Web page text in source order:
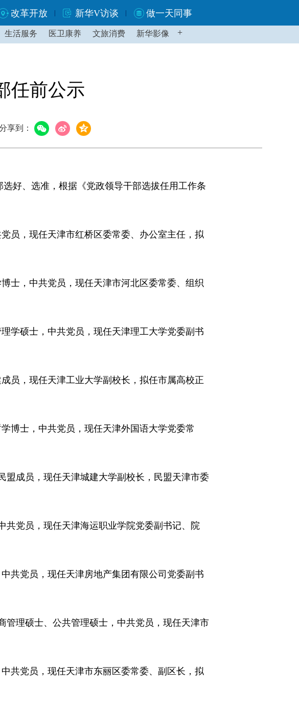
改革开放 新华V访谈 做一天同事
生活服务 医卫康养 文旅消费 新华影像 +
任前公示
享到：
好、选准，根据《党政领导干部选拔任用工作条
，现任天津市红桥区委常委、办公室主任，拟
，中共党员，现任天津市河北区委常委、组织
硕士，中共党员，现任天津理工大学党委副书
，现任天津工业大学副校长，拟任市属高校正
士，中共党员，现任天津外国语大学党委常
成员，现任天津城建大学副校长，民盟天津市委
党员，现任天津海运职业学院党委副书记、院
党员，现任天津房地产集团有限公司党委副书
理硕士、公共管理硕士，中共党员，现任天津市
党员，现任天津市东丽区委常委、副区长，拟